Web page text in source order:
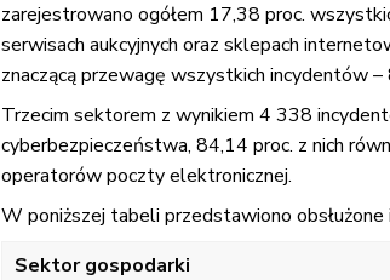
zarejestrowano ogółem 17,38 proc.
serwisach aukcyjnych oraz sklepach
znaczącą przewagę wszystkich incydentów –
Trzecim sektorem z wynikiem 4 338
cyberbezpieczeństwa, 84,14 proc. z nich
operatorów poczty elektronicznej.
W poniższej tabeli przedstawiono
Sektor gospodarki